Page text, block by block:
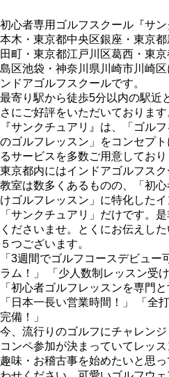
初心者専用ゴルフスクール『サ
本木・東京都中央区銀座・東京
田町・東京都江戸川区葛西・東
島区池袋・神奈川県川崎市川崎
ンドアゴルフスクールです。
最寄り駅から徒歩5分以内の駅近
さにご好評をいただいております
『サンクチュアリ』は、「ゴル
のゴルフレッスン」をコンセプ
るサービスを多数ご用意しており
東京都内にはインドアゴルフス
教室は数多くあるものの、「初
けゴルフレッスン」に特化した
「サンクチュアリ」だけです。
くださいませ。とくにお伝えし
５つございます。
「3週間でゴルフコースデビュ
ラム！」 「少人数制レッスン受
「初心者ゴルフレッスンを専門
「日本一長い営業時間！」 「全
完備！」
今、流行りのゴルフにチャレン
コンペ参加が決まっていてレッ
趣味・お稽古事を始めたいと思